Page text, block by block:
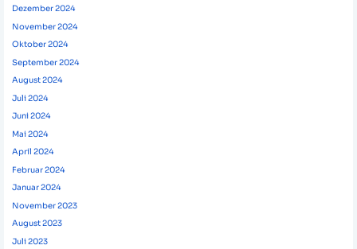
Dezember 2024
November 2024
Oktober 2024
September 2024
August 2024
Juli 2024
Juni 2024
Mai 2024
April 2024
Februar 2024
Januar 2024
November 2023
August 2023
Juli 2023